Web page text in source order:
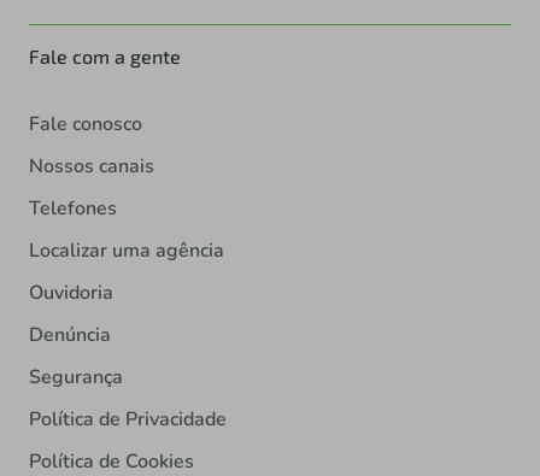
Fale com a gente
Fale conosco
Nossos canais
Telefones
Localizar uma agência
Ouvidoria
Denúncia
Segurança
Política de Privacidade
Política de Cookies